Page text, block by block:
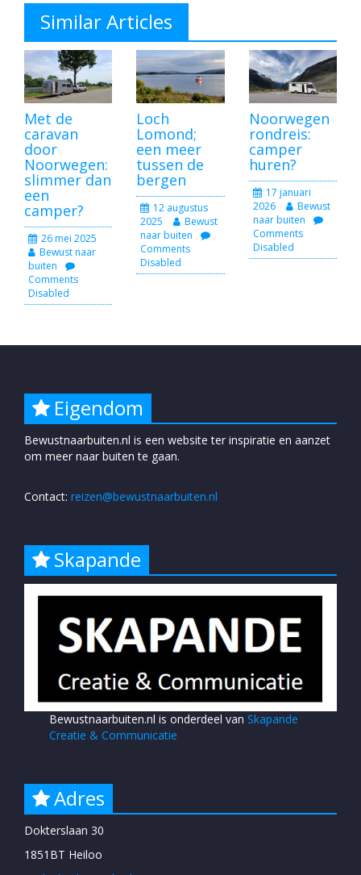
Similar Articles
Met de
caravan
door
Noorwegen:
slimmer dan
een
camper?
26 mei 2025
Bewust naar
buiten
Comments
Disabled
Loch
Lomond;
een meer
tussen de
bergen
12 augustus
2025
Bewust
naar buiten
Comments
Disabled
Noorwegen
rondreis:
camper
huren?
17 januari
2026
Bewust
naar buiten
Comments
Disabled
Eigendom
Bewustnaarbuiten.nl is een website ter inspiratie en aanzet
om meer naar buiten te gaan.
Contact: reizen@bewustnaarbuiten.nl
Skapande
Bewustnaarbuiten.nl is onderdeel vanSkapande
Creatie & Communicatie
Adres
Dokterslaan 30
1851BT Heiloo